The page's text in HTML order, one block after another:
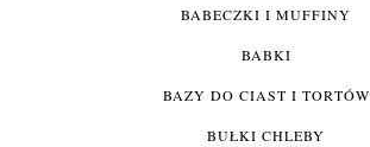
BABECZKI I MUFFINY
BABKI
BAZY DO CIAST I TORTÓW
BUŁKI CHLEBY